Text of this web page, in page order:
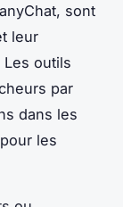
sont
leur
outils
par
dans les
les